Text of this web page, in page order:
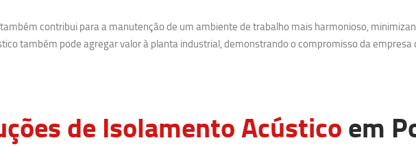
contribui para a manutenção de um ambiente de trabalho mais harmonioso,
também pode agregar valor à planta industrial, demonstrando o compromisso da
de Isolamento Acústicoem